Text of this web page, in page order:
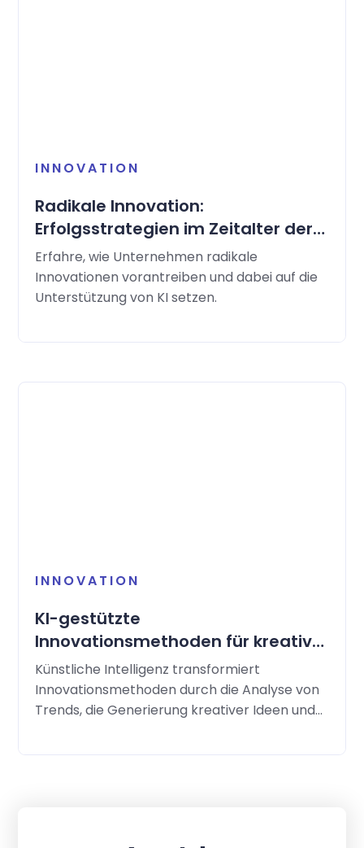
INNOVATION
Radikale Innovation:
Erfolgsstrategien im Zeitalter der
künstlichen Intelligenz
Erfahre, wie Unternehmen radikale
Innovationen vorantreiben und dabei auf die
Unterstützung von KI setzen.
INNOVATION
KI-gestützte
Innovationsmethoden für kreative
Lösungsideen.
Künstliche Intelligenz transformiert
Innovationsmethoden durch die Analyse von
Trends, die Generierung kreativer Ideen und